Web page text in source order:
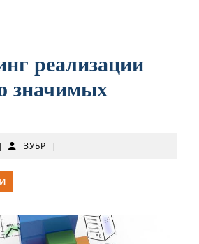
реализации
значимых
| ЗУБР ЗУБР
|